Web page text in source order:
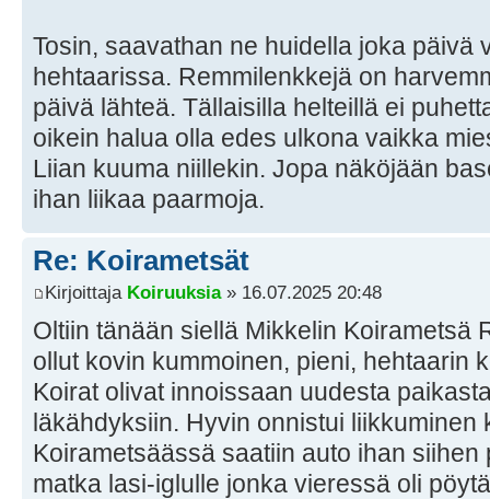
Tosin, saavathan ne huidella joka päivä
hehtaarissa. Remmilenkkejä on
päivä lähteä. Tällaisilla helteillä ei
oikein halua olla edes ulkona vaikka
Liian kuuma niillekin. Jopa näköjään
ihan liikaa paarmoja.
Re: Koirametsät
Kirjoittaja Koiruuksia» 16.07.2025 20:48
Oltiin tänään siellä Mikkelin Koirametsä
ollut kovin kummoinen, pieni, hehtaarin
Koirat olivat innoissaan uudesta
läkähdyksiin. Hyvin onnistui
Koirametsäässä saatiin auto ihan siihen
matka lasi-iglulle jonka vieressä oli